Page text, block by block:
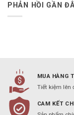
PHẢN HỒI GẦN
MUA HÀNG
Tiết kiệm lên
CAM KẾT